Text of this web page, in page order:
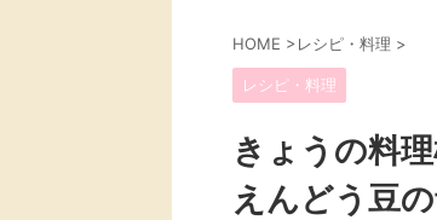
HOME >レシピ・料理 >
レシピ・料理
きょうの料
えんどう豆